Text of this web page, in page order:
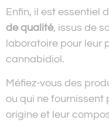
Enfin, il est essentiel
de qualité, issus de
laboratoire pour leur
cannabidiol.
Méfiez-vous des
ou qui ne fournissent
origine et leur